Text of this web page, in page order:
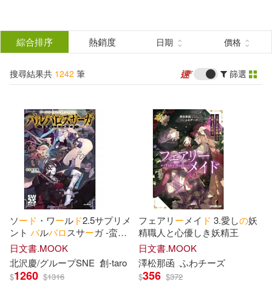
結
分類 (單選)
所有商品(1242) 圖書(308)
影音(100)
家居生活(1) 休閒生活(2)
餐廚生活(1) 電子書(364)
作者 (可複選)
丸山くがね(98) so-bin(62)
川原礫(59)
綜合排序 熱銷度 日期 價格
搜尋結果共 1242 筆 篩選
ソー ド ・ワール ド2.5サプリメ
ント バルバロスサーガ ‐蛮族
と人族 の英雄譚‐
日文書.MOOK
北沢慶/グループSNE 創‐taro
$1260 $1316
フェアリ ー メイ ド 3.愛しの妖
精職人と心優しき妖精王
日文書.MOOK
澤松那函 ふわチーズ
$356 $372